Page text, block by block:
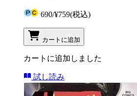
690/¥759(税込)
カートに追加
カートに追加しました
試し読み